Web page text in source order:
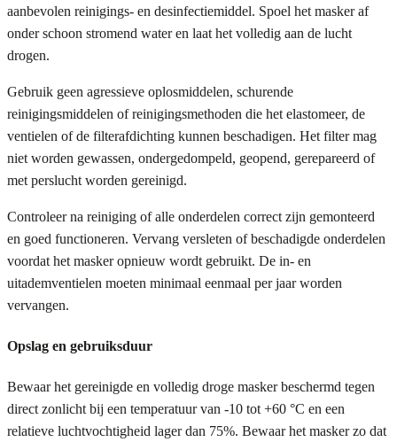
aanbevolen reinigings- en desinfectiemiddel. Spoel het masker af
onder schoon stromend water en laat het volledig aan de lucht
drogen.
Gebruik geen agressieve oplosmiddelen, schurende
reinigingsmiddelen of reinigingsmethoden die het elastomeer, de
ventielen of de filterafdichting kunnen beschadigen. Het filter mag
niet worden gewassen, ondergedompeld, geopend, gerepareerd of
met perslucht worden gereinigd.
Controleer na reiniging of alle onderdelen correct zijn gemonteerd
en goed functioneren. Vervang versleten of beschadigde onderdelen
voordat het masker opnieuw wordt gebruikt. De in- en
uitademventielen moeten minimaal eenmaal per jaar worden
vervangen.
Opslag en gebruiksduur
Bewaar het gereinigde en volledig droge masker beschermd tegen
direct zonlicht bij een temperatuur van -10 tot +60 °C en een
relatieve luchtvochtigheid lager dan 75%. Bewaar het masker zo dat